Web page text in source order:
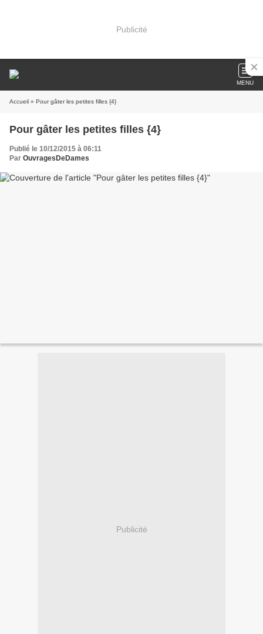
Publicité
MENU
Accueil » Pour gâter les petites filles {4}
Pour gâter les petites filles {4}
Publié le 10/12/2015 à 06:11
Par OuvragesDeDames
Publicité